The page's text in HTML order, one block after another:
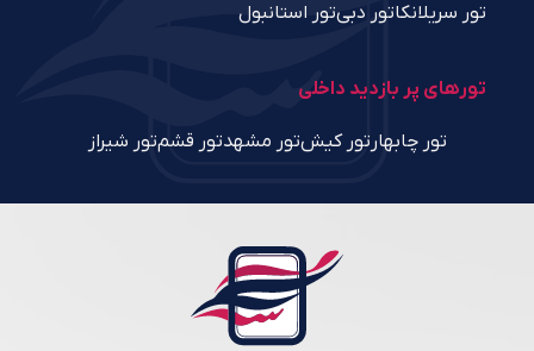
تور سریلانکاتور دبیتور استانبول
تورهای پر بازدید داخلی
تور چابهار تور کیشتور مشهدتور قشمتور شیراز